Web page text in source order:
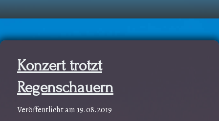
Konzert trotzt
Regenschauern
Veröffentlicht am 19.08.2019